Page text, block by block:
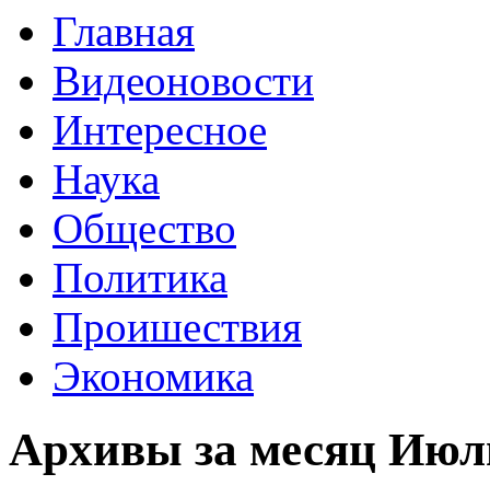
Главная
Видеоновости
Интересное
Наука
Общество
Политика
Проишествия
Экономика
Архивы за месяц